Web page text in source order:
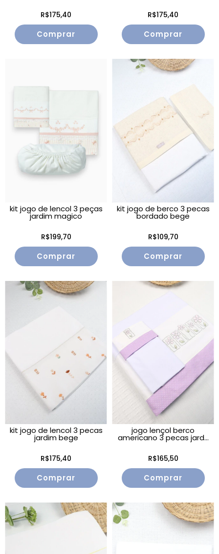
R$175,40 R$175,40
kit jogo de lencol 3 peças
jardim magico
R$199,70
kit jogo de berco 3 pecas
bordado bege
R$109,70
kit jogo de lencol 3 pecas
jardim bege
R$175,40
jogo lençol berco
americano 3 pecas jard...
R$165,50